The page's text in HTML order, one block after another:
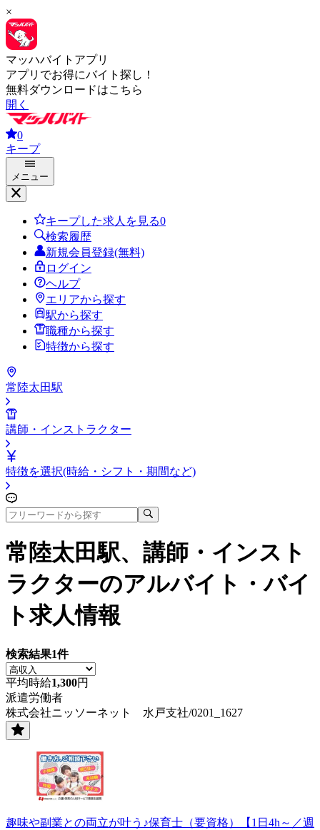
×
マッハバイトアプリ
アプリでお得にバイト探し！
無料ダウンロードはこちら
開く
0
キープ
メニュー
キープした求人を見る0
検索履歴
新規会員登録(無料)
ログイン
ヘルプ
エリアから探す
駅から探す
職種から探す
特徴から探す
常陸太田駅
講師・インストラクター
特徴を選択(時給・シフト・期間など)
常陸太田駅、講師・インスト
ラクターのアルバイト・バイ
ト求人情報
検索結果1件
平均時給1,300円
派遣労働者
株式会社ニッソーネット 水戸支社/0201_1627
趣味や副業との両立が叶う♪保育士（要資格）【1日4h～／週